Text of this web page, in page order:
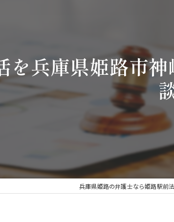
を兵庫県姫路市
兵庫県姫路の弁護士なら姫路駅前